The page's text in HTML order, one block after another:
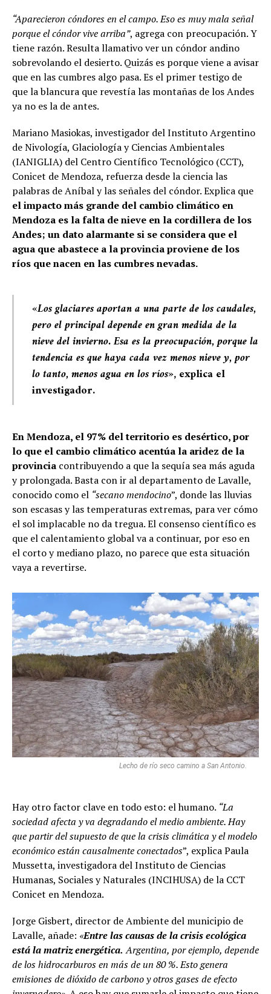
“Aparecieron cóndores en el campo. Eso es muy mala señal
porque el cóndor vive arriba”, agrega con preocupación. Y
tiene razón. Resulta llamativo ver un cóndor andino
sobrevolando el desierto. Quizás es porque viene a avisar
que en las cumbres algo pasa. Es el primer testigo de
que la blancura que revestía las montañas de los Andes
ya no es la de antes.
Mariano Masiokas, investigador del Instituto Argentino
de Nivología, Glaciología y Ciencias Ambientales
(IANIGLIA) del Centro Científico Tecnológico (CCT),
Conicet de Mendoza, refuerza desde la ciencia las
palabras de Aníbal y las señales del cóndor. Explica que
el impacto más grande del cambio climático en
Mendoza es la falta de nieve en la cordillera de los
Andes; un dato alarmante si se considera que el
agua que abastece a la provincia proviene de los
ríos que nacen en las cumbres nevadas.
«Los glaciares aportan a una parte de los caudales,
pero el principal depende en gran medida de la
nieve del invierno. Esa es la preocupación, porque la
tendencia es que haya cada vez menos nieve y, por
lo tanto, menos agua en los ríos», explica el
investigador.
En Mendoza, el 97% del territorio es desértico, por
lo que el cambio climático acentúa la aridez de la
provincia contribuyendo a que la sequía sea más aguda
y prolongada. Basta con ir al departamento de Lavalle,
conocido como el “secano mendocino”, donde las lluvias
son escasas y las temperaturas extremas, para ver cómo
el sol implacable no da tregua. El consenso científico es
que el calentamiento global va a continuar, por eso en
el corto y mediano plazo, no parece que esta situación
vaya a revertirse.
Lecho de río seco camino a San Antonio.
Hay otro factor clave en todo esto: el humano. “La
sociedad afecta y va degradando el medio ambiente. Hay
que partir del supuesto de que la crisis climática y el modelo
económico están causalmente conectados”, explica Paula
Mussetta, investigadora del Instituto de Ciencias
Humanas, Sociales y Naturales (INCIHUSA) de la CCT
Conicet en Mendoza.
Jorge Gisbert, director de Ambiente del municipio de
Lavalle, añade: «Entre las causas de la crisis ecológica
está la matriz energética. Argentina, por ejemplo, depende
de los hidrocarburos en más de un 80 %. Esto genera
emisiones de dióxido de carbono y otros gases de efecto